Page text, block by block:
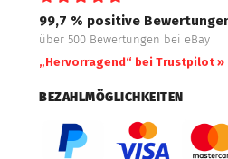
99,7 % positive
über 500 Bewertungen bei eBay
„Hervorragend“ bei Trustpilot »
BEZAHLMÖGLICHKEITEN